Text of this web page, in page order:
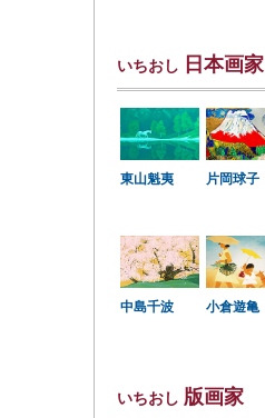
いちおし 日本画家
東山魁夷 片岡球子
中島千波 小倉遊亀
いちおし 版画家